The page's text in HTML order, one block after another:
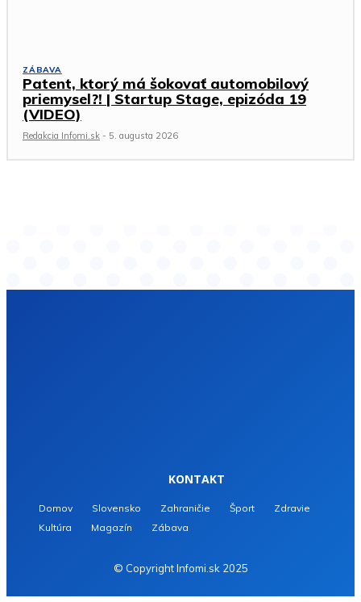
ZÁBAVA
Patent, ktorý má šokovať automobilový
priemysel?! | Startup Stage, epizóda 19
(VIDEO)
Redakcia Infomi.sk - 5. augusta 2026
KONTAKT
Domov Slovensko Zahraničie Šport
Zdravie
Kultúra
Magazín Zábava
© Copyright Infomi.sk 2025